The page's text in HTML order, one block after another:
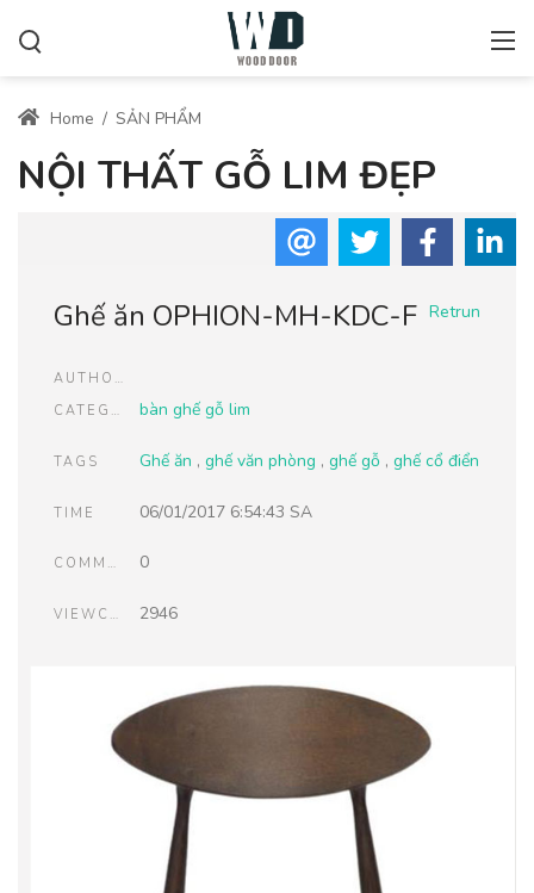
Home / SẢN PHẨM
NỘI THẤT GỖ LIM ĐẸP
Retrun
Ghế ăn OPHION-MH-KDC-F
AUTHOR
CATEGORIES
bàn ghế gỗ lim
TAGS Ghế ăn , ghế văn phòng , ghế gỗ, ghế cổ điển
TIME 06/01/2017 6:54:43 SA
COMMENTS 0
VIEWCOUNT 2946